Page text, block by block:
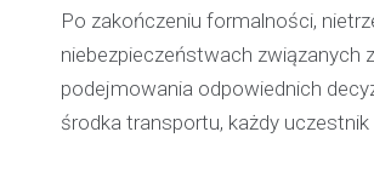
Po zakończeniu formalności,
niebezpieczeństwach związanych
podejmowania odpowiednich
środka transportu, każdy